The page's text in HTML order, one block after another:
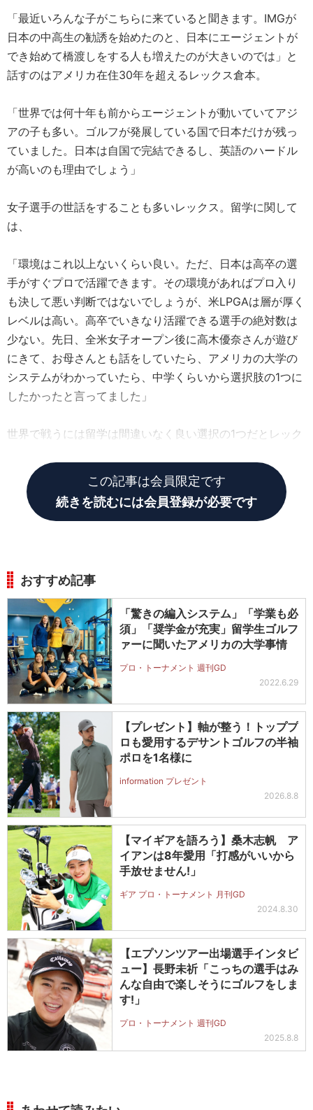
「最近いろんな子がこちらに来ていると聞きます。IMGが
日本の中高生の勧誘を始めたのと、日本にエージェントが
でき始めて橋渡しをする人も増えたのが大きいのでは」と
話すのはアメリカ在住30年を超えるレックス倉本。
「世界では何十年も前からエージェントが動いていてアジ
アの子も多い。ゴルフが発展している国で日本だけが残っ
ていました。日本は自国で完結できるし、英語のハードル
が高いのも理由でしょう」
女子選手の世話をすることも多いレックス。留学に関して
は、
「環境はこれ以上ないくらい良い。ただ、日本は高卒の選
手がすぐプロで活躍できます。その環境があればプロ入り
も決して悪い判断ではないでしょうが、米LPGAは層が厚く
レベルは高い。高卒でいきなり活躍できる選手の絶対数は
少ない。先日、全米女子オープン後に高木優奈さんが遊び
にきて、お母さんとも話をしていたら、アメリカの大学の
システムがわかっていたら、中学くらいから選択肢の1つに
したかったと言ってました」
世界で戦うには留学は間違いなく良い選択の1つだとレック
この記事は会員限定です
続きを読むには会員登録が必要です
おすすめ記事
「驚きの編入システム」「学業も必
須」「奨学金が充実」留学生ゴルフ
ァーに聞いたアメリカの大学事情
プロ・トーナメント 週刊GD
2022.6.29
【プレゼント】軸が整う！トッププ
ロも愛用するデサントゴルフの半袖
ポロを1名様に
information プレゼント
2026.8.8
【マイギアを語ろう】桑木志帆 ア
イアンは8年愛用「打感がいいから
手放せません!」
ギア プロ・トーナメント 月刊GD
2024.8.30
【エプソンツアー出場選手インタビ
ュー】長野未祈「こっちの選手はみ
んな自由で楽しそうにゴルフをしま
す!」
プロ・トーナメント 週刊GD
2025.8.8